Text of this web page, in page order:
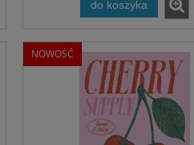
do koszyka
NOWOŚĆ